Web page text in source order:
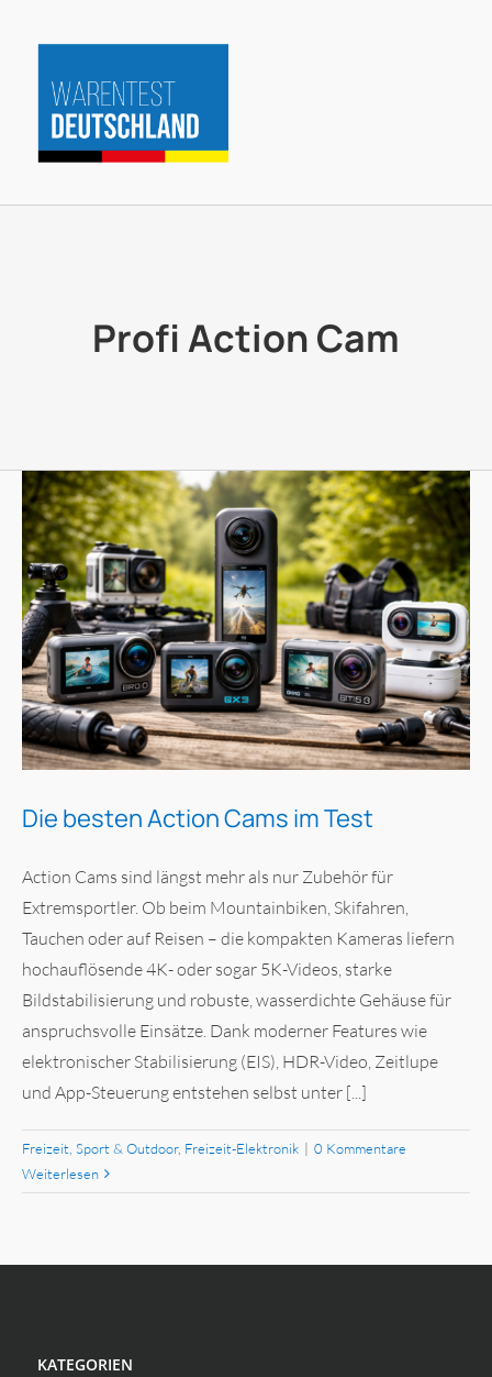
Inhalt
springen
Profi Action Cam
Die besten Action Cams im Test
Action Cams sind längst mehr als nur Zubehör für
Extremsportler. Ob beim Mountainbiken, Skifahren,
Tauchen oder auf Reisen – die kompakten Kameras liefern
hochauflösende 4K- oder sogar 5K-Videos, starke
Bildstabilisierung und robuste, wasserdichte Gehäuse für
anspruchsvolle Einsätze. Dank moderner Features wie
elektronischer Stabilisierung (EIS), HDR-Video, Zeitlupe
und App-Steuerung entstehen selbst unter [...]
Freizeit, Sport & Outdoor, Freizeit-Elektronik | 0 Kommentare
Weiterlesen
KATEGORIEN